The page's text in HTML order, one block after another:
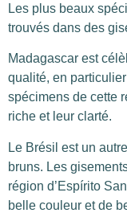
Les plus beaux
trouvés dans des
Madagascar est
qualité, en
spécimens de cette
riche et leur clarté.
Le Brésil est un
bruns. Les
région d’Espírito
belle couleur et de